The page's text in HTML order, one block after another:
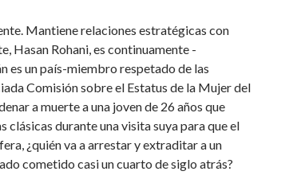
Mantiene relaciones estratégicas con
Hasan Rohani, es continuamente -
es un país-miembro respetado de las
Comisión sobre el Estatus de la Mujer del
a muerte a una joven de 26 años que
durante una visita suya para que el
¿quién va a arrestar y extraditar a un
cometido casi un cuarto de siglo atrás?